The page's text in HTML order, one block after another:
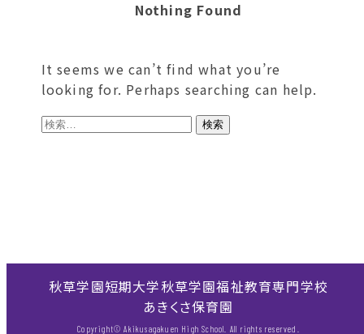
Nothing Found
It seems we can’t find what you’re
looking for. Perhaps searching can help.
検
秋草学園短期大学秋草学園福祉教育専門学校
あきくさ保育園
Copyright© Akikusagakuen High School. All rights reserved.